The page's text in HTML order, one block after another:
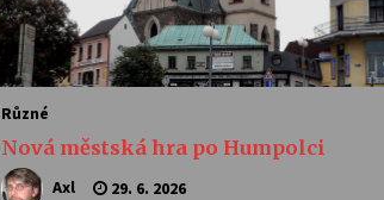
Různé
Nová městská hra po Humpolci
Axl 29. 6. 2026